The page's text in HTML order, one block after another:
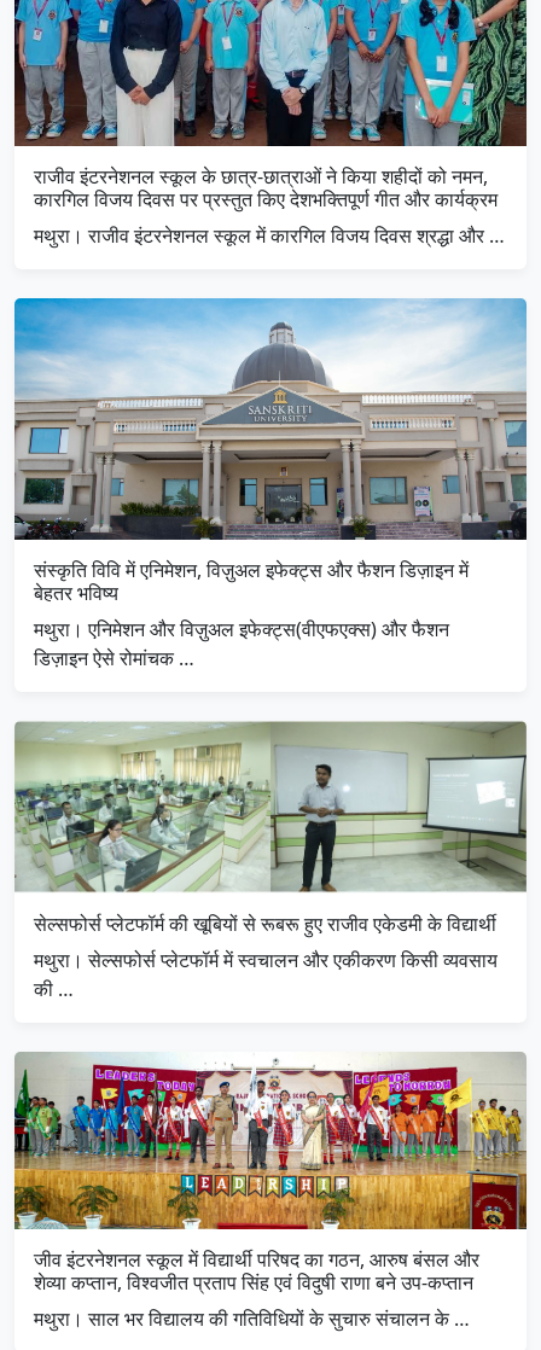
राजीव इंटरनेशनल स्कूल के छात्र-छात्राओं ने किया शहीदों को नमन,
कारगिल विजय दिवस पर प्रस्तुत किए देशभक्तिपूर्ण गीत और कार्यक्रम
मथुरा। राजीव इंटरनेशनल स्कूल में कारगिल विजय दिवस श्रद्धा और …
संस्कृति विवि में एनिमेशन, विज़ुअल इफेक्ट्स और फैशन डिज़ाइन में
बेहतर भविष्य
मथुरा। एनिमेशन और विज़ुअल इफेक्ट्स(वीएफएक्स) और फैशन
डिज़ाइन ऐसे रोमांचक …
सेल्सफोर्स प्लेटफॉर्म की खूबियों से रूबरू हुए राजीव एकेडमी के विद्यार्थी
मथुरा। सेल्सफोर्स प्लेटफॉर्म में स्वचालन और एकीकरण किसी व्यवसाय
की …
जीव इंटरनेशनल स्कूल में विद्यार्थी परिषद का गठन, आरुष बंसल और
शेव्या कप्तान, विश्वजीत प्रताप सिंह एवं विदुषी राणा बने उप-कप्तान
मथुरा। साल भर विद्यालय की गतिविधियों के सुचारु संचालन के …